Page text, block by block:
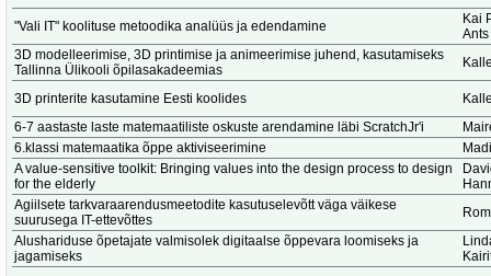
"Vali IT" koolituse metoodika analüüs ja edendamine
Kai
3D modelleerimise, 3D printimise ja animeerimise juhend, kasutamiseks
Tallinna Ülikooli õpilasakadeemias
3D printerite kasutamine Eesti koolides
6-7 aastaste laste matemaatiliste oskuste arendamine läbi ScratchJr'i
6.klassi matemaatika õppe aktiviseerimine
A value-sensitive toolkit: Bringing values into the design process to design
for the elderly
Agiilsete tarkvaraarendusmeetodite kasutuselevõtt väga väikese
suurusega IT-ettevõttes
Alushariduse õpetajate valmisolek digitaalse õppevara loomiseks ja
jagamiseks